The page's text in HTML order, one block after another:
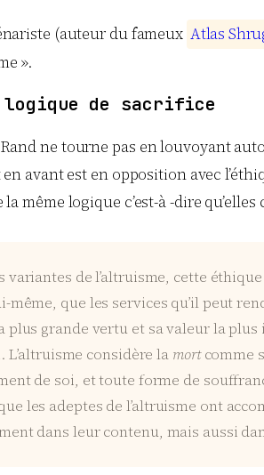
(auteur du fameux Atlas Shru
».
de sacrifice
Rand ne tourne pas en louvoyant
en avant est en opposition avec
même logique c’est-à -dire
variantes de l’altruisme, cette
même, que les services qu’il peut
grande vertu et sa valeur la
considère la mortcomme
de soi, et toute forme de
les adeptes de l’altruisme ont
dans leur contenu, mais aussi